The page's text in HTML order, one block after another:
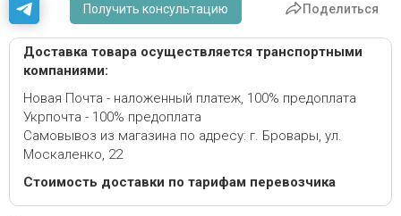
Получить консультацию Поделиться
Доставка товара осуществляется транспортными
компаниями:
Новая Почта - наложенный платеж, 100% предоплата
Укрпочта - 100% предоплата
Самовывоз из магазина по адресу: г. Бровары, ул.
Москаленко, 22
Стоимость доставки по тарифам перевозчика